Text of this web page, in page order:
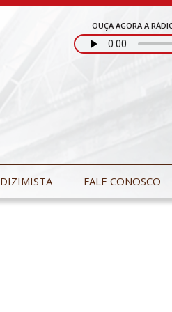
OUÇA AGORA A
DIZIMISTA FALE CONOSCO